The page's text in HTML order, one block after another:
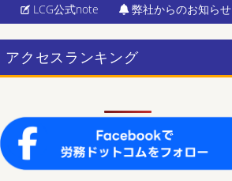
LCG公式note 弊社からのお知らせ
アクセスランキング